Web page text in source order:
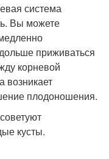
система
Вы можете
приживаться
корневой
возникает
плодоношения.
кусты.